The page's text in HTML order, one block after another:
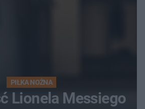
PIŁKA NOŻNA
Lionela Messiego